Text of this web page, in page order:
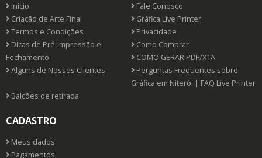
Início
Fale Conosco
Criação de Arte Final
Gráfica Live Printer
Termos e Condições
Privacidade
Dicas de Pré-Impressão e
Fechamento
Como Comprar
COMO GERAR PDF/X1A
Alguns de Nossos Clientes
Perguntas Frequentes sobre
Gráfica em Niterói | FAQ Live Printer
Balcões de retirada
CADASTRO
Meus dados
Pagamentos